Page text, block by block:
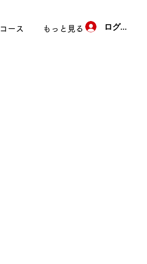
コース もっと見る ログイン